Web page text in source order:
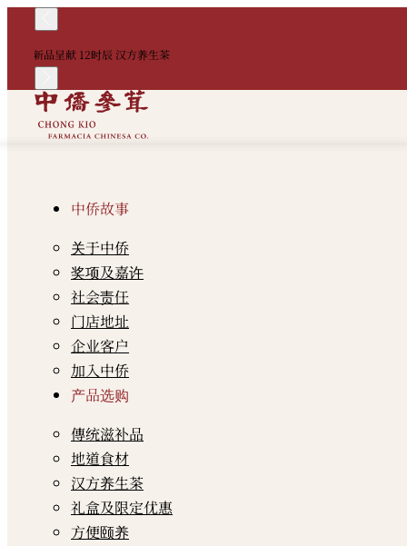
新品呈献 12时辰 汉方养生茶
中侨故事
关于中侨
奖项及嘉许
社会责任
门店地址
企业客户
加入中侨
产品选购
傳统滋补品
地道食材
汉方养生茶
礼盒及限定优惠
方便颐养